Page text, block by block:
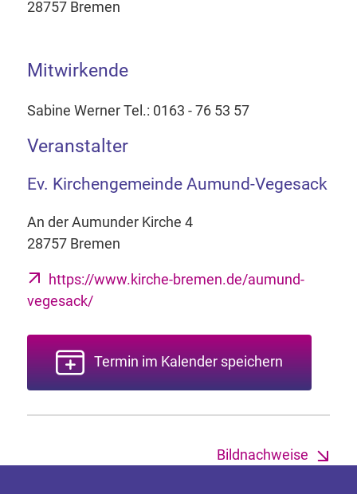
28757 Bremen
Mitwirkende
Sabine Werner Tel.: 0163 - 76 53 57
Veranstalter
Ev. Kirchengemeinde Aumund-Vegesack
An der Aumunder Kirche 4
28757 Bremen
https://www.kirche-bremen.de/aumund-
vegesack/
Termin im Kalender speichern
Bildnachweise